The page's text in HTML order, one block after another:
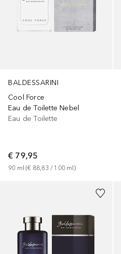
BALDESSARINI
Cool Force
Eau de Toilette Nebel
Eau de Toilette
€ 79,95
90 ml (€ 88,83 / 100 ml )